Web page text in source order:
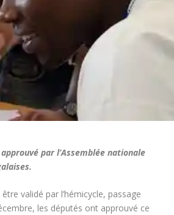
par l’Assemblée nationale
validé par l’hémicycle, passage
les députés ont approuvé ce